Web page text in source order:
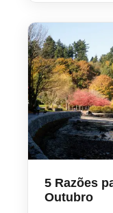
5 Razões
Outubro